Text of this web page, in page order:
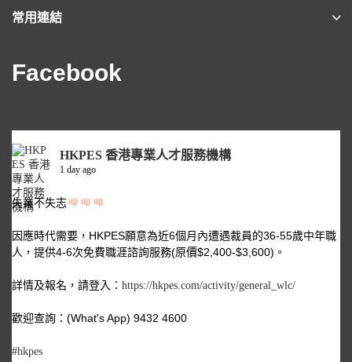
常用連結
Facebook
HKPES 香港專業人才服務機構
1 day ago
失業不失志
因應時代需要，HKPES願意為近6個月內遭遇裁員的36-55歲中年職
人，提供4-6次免費職涯諮詢服務(原價$2,400-$3,600)。
詳情及報名，請登入： https://hkpes.com/activity/general_wlc/
歡迎查詢：(What's App) 9432 4600
#hkpes